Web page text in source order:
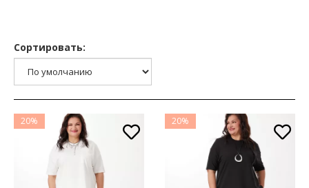
Сортировать:
20% 20%